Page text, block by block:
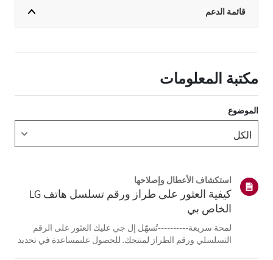
قائمة الدعم
مكتبة المعلومات
الموضوع
استكشاف الأعطال وإصلاحها
كيفية العثور على طراز ورقم تسلسل هاتف LG
الخاص بي
لمحة سريعة----------تُسهّل إل جي عليك العثور على الرقم
التسلسلي ورقم الطراز لمنتجك. للحصول علىمساعدة في تحديد